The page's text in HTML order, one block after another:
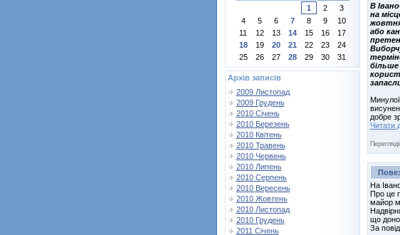
1
2
3
4
5 6 7 8 9
10
11
12 13 14 15 16
17
18
19 20 21 22 23
24
25
26 27 28 29 30 31
Архів записів
2009 Листопад
2009 Грудень
2010 Січень
2010 Березень
2010 Квітень
2010 Травень
2010 Червень
2010 Липень
2010 Серпень
2010 Вересень
2010 Жовтень
2010 Листопад
2010 Грудень
2011 Січень
В
на
або
Минулої
добре
Читати
На
Про це
майор
що
За